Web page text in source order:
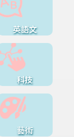
英語文
科技
藝術